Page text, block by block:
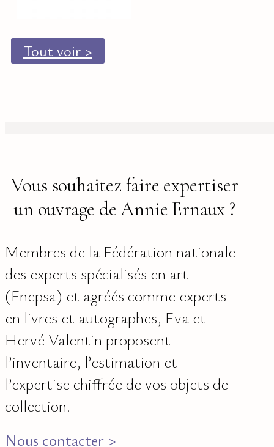
Tout voir >
Vous souhaitez faire expertiser
un ouvrage de Annie Ernaux ?
Membres de la Fédération nationale
des experts spécialisés en art
(Fnepsa) et agréés comme experts
en livres et autographes, Eva et
Hervé Valentin proposent
l’inventaire, l’estimation et
l’expertise chiffrée de vos objets de
collection.
Nous contacter >